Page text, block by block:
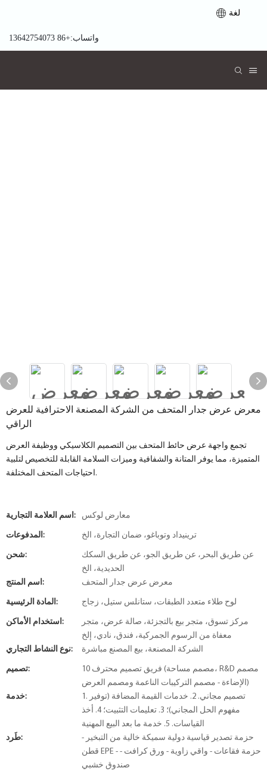
لغة
واتساب:+86 13642754073
معرض عرض جدار المتحف من الشركة المصنعة الاحترافية للعرض
الراقي
تجمع واجهة عرض حائط المتحف بين التصميم الكلاسيكي ووظيفة العرض
المتميزة، مما يوفر المتانة والشفافية وميزات السلامة القابلة للتخصيص لتلبية
احتياجات المتحف المختلفة.
اسم العلامة التجارية: معارض لوكس
المدفوعات: ترينيداد وتوباغو، ضمان التجارة، الخ
شحن:
عن طريق البحر، عن طريق الجو، عن طريق السكك
الحديدية، الخ
اسم المنتج:
معرض عرض جدار المتحف
المادة الرئيسية: لوح طلاء متعدد الطبقات، ستانلس ستيل، زجاج
استخدام الأماكن:
مركز تسوق، متجر بيع بالتجزئة، صالة عرض، متجر
معفاة من الرسوم الجمركية، فندق، نادي، إلخ
نوع النشاط التجاري:
الشركة المصنعة، بيع المصنع مباشرة
تصميم:
10 فريق تصميم محترف (مصمم مساحة، R&D مصمم
الإضاءة - مصمم التركيبات الناعمة ومصمم العرض)
خدمة:
1. تصميم مجاني. 2. خدمات القيمة المضافة (توفير
مفهوم الحل المجاني)؛ 3. تعليمات التثبيت؛ 4. أخذ
القياسات. 5. خدمة ما بعد البيع المهنية
طَرد:
حزمة تصدير قياسية دولية سميكة خالية من التبخير -
قطن EPE - حزمة فقاعات - واقي زاوية - ورق كرافت -
صندوق خشبي